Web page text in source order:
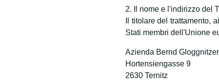
2. Il nome e l'indirizzo del
Il titolare del
Stati membri dell'Unione
Azienda Bernd Gloggnitzer
Hortensiengasse 9
2630 Ternitz